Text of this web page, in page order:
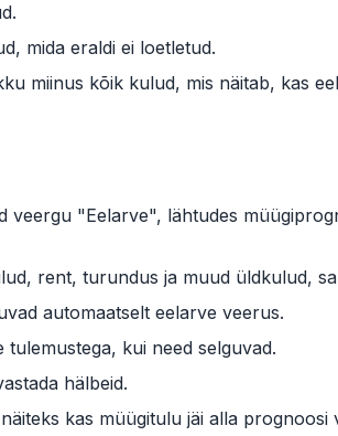
mida eraldi ei loetletud.
miinus kõik kulud, mis näitab, kas
veergu "Eelarve", lähtudes
rent, turundus ja muud üldkulud,
automaatselt eelarve veerus.
kui need selguvad.
hälbeid.
kas müügitulu jäi alla prognoosi